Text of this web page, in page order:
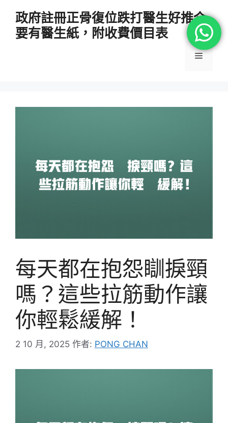
政府註冊正骨復位跌打醫生好推介
要有醫生紙，附收費價目表
選
每天都在抱怨瞓捩頸
嗎？這些拉筋動作讓
你輕鬆緩解！
2 10 月, 2025 作者: PONG CHAN